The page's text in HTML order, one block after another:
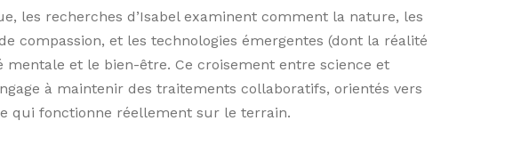
les recherches d’Isabel examinent comment la nature, les
compassion, et les technologies émergentes (dont la réalité
et le bien-être. Ce croisement entre science et
à maintenir des traitements collaboratifs, orientés vers
qui fonctionne réellement sur le terrain.